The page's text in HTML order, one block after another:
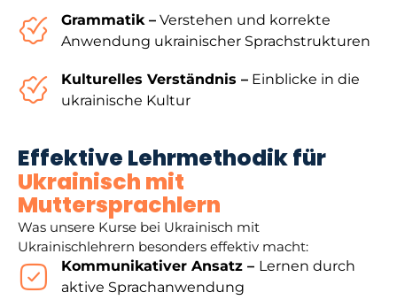
Grammatik –Verstehen und korrekte
Anwendung ukrainischer Sprachstrukturen
Kulturelles Verständnis –Einblicke in die
ukrainische Kultur
Effektive Lehrmethodik für
Ukrainisch mit
Muttersprachlern
Was unsere Kurse bei Ukrainisch mit
Ukrainischlehrern besonders effektiv macht:
Kommunikativer Ansatz – Lernen durch
aktive Sprachanwendung